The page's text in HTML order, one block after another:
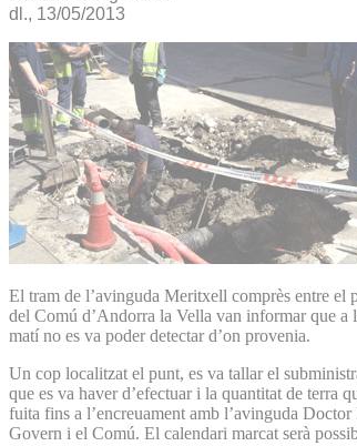
dl., 13/05/2013
El tram de l’avinguda Meritxell comprès entre el
del Comú d’Andorra la Vella van informar que a
matí no es va poder detectar d’on provenia.
Un cop localitzat el punt, es va tallar el
que es va haver d’efectuar i la quantitat de terra
fuita fins a l’encreuament amb l’avinguda
Govern i el Comú. El calendari marcat serà